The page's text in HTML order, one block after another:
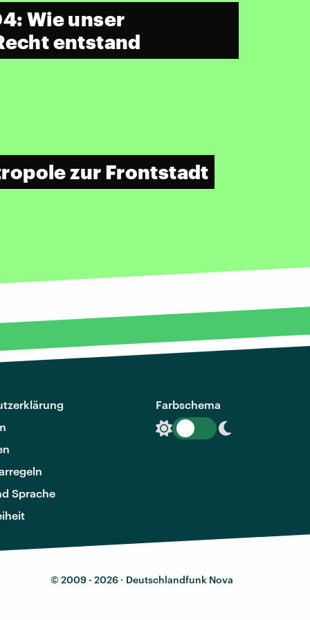
Wie unser
entstand
zur Frontstadt
Sprache
Farbschema
© 2009 - 2026 · Deutschlandfunk Nova